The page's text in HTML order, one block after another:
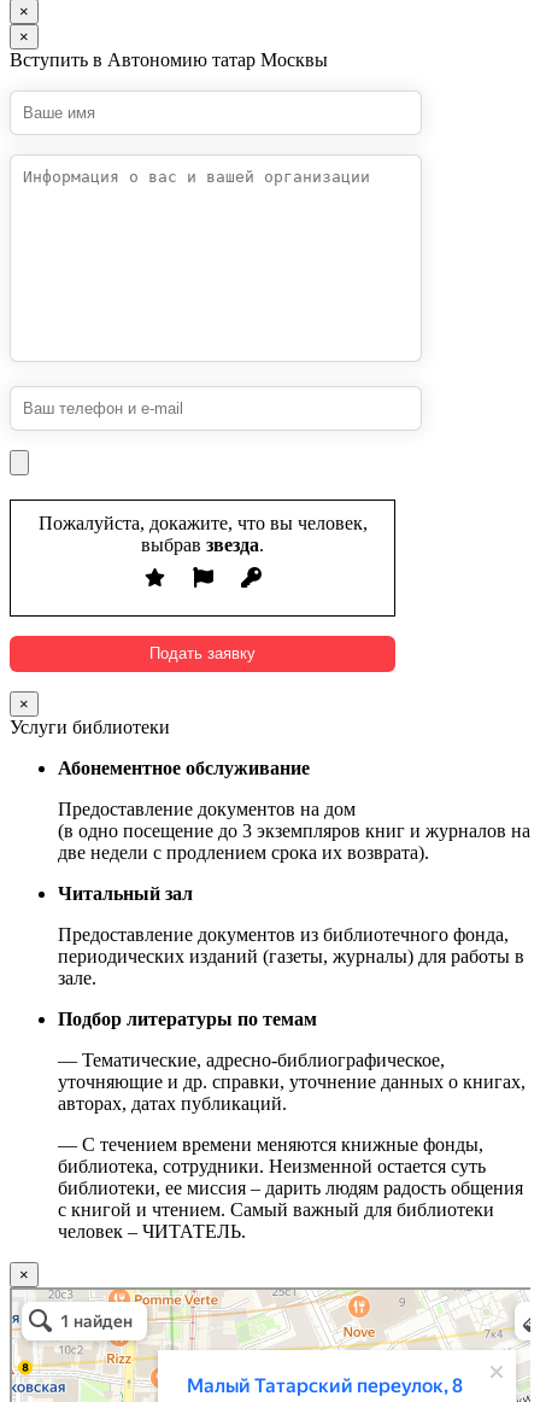
×
×
Вступить в Автономию татар Москвы
Пожалуйста, докажите, что вы человек,
выбрав звезда.
×
Услуги библиотеки
Абонементное обслуживание
Предоставление документов на дом
(в одно посещение до 3 экземпляров книг и журналов на
две недели с продлением срока их возврата).
Читальный зал
Предоставление документов из библиотечного фонда,
периодических изданий (газеты, журналы) для работы в
зале.
Подбор литературы по темам
— Тематические, адресно-библиографическое,
уточняющие и др. справки, уточнение данных о книгах,
авторах, датах публикаций.
— С течением времени меняются книжные фонды,
библиотека, сотрудники. Неизменной остается суть
библиотеки, ее миссия – дарить людям радость общения
с книгой и чтением. Самый важный для библиотеки
человек – ЧИТАТЕЛЬ.
×
Москва
Малый Татарский переулок, 8 на карте Москвы, ближайшее метро Новокузнецкая —
Яндекс.Карты